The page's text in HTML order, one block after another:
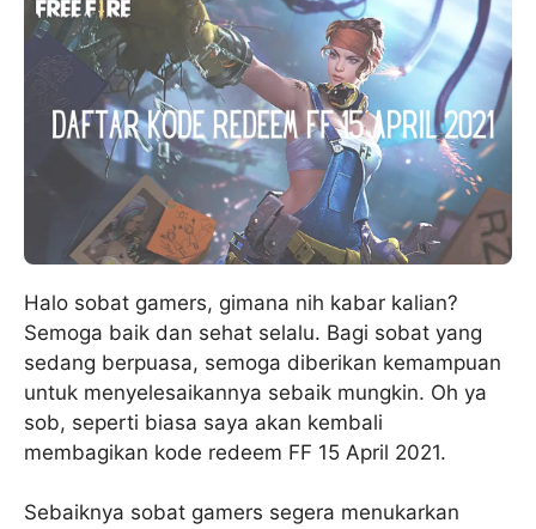
Halo sobat gamers, gimana nih kabar kalian?
Semoga baik dan sehat selalu. Bagi sobat yang
sedang berpuasa, semoga diberikan kemampuan
untuk menyelesaikannya sebaik mungkin. Oh ya
sob, seperti biasa saya akan kembali
membagikan kode redeem FF 15 April 2021.
Sebaiknya sobat gamers segera menukarkan